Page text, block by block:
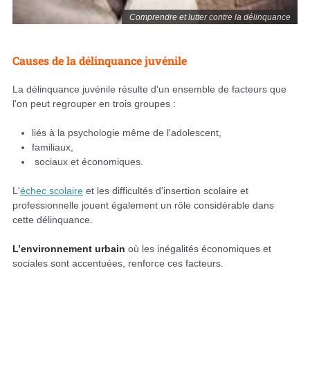
Comprendre et lutter contre la délinquance
Causes de la délinquance juvénile
La délinquance juvénile résulte d'un ensemble de facteurs que
l'on peut regrouper en trois groupes :
liés à la psychologie même de l'adolescent,
familiaux,
sociaux et économiques.
L'échec scolaire et les difficultés d'insertion scolaire et
professionnelle jouent également un rôle considérable dans
cette délinquance.
L’environnement urbain où les inégalités économiques et
sociales sont accentuées, renforce ces facteurs.